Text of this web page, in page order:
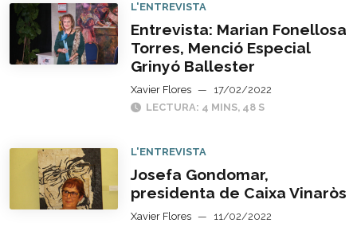
L'ENTREVISTA
Entrevista: Marian Fonellosa
Torres, Menció Especial
Grinyó Ballester
Xavier Flores —
17/02/2022
LECTURA: 4 MINS, 48 S
L'ENTREVISTA
Josefa Gondomar,
presidenta de Caixa Vinaròs
Xavier Flores —
11/02/2022